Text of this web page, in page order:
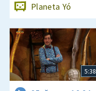
Planeta Yó
5:38